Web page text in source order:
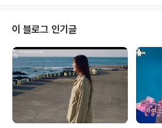
기일 정도다. 어린 시절부터 백광현을 그리워했던 강
(이요원)은 물론이고, 숙휘공주(김소은) 역시 그에게
을 품고 뒤에서 모르게 그를 돕는다. 그로 인해서 병
서은서(조보아) 역시 마음 한 구석에 그를 품고 사라
를 찾아다닌다. 사암도인의 제자였던 소가영(염현경)
심이라고는 할 수 없지만 늘 백광..
이 블로그 인기글